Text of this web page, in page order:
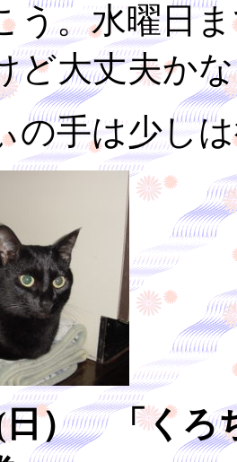
う。水曜日
ど大丈夫か
手は少しは
） 「くろ